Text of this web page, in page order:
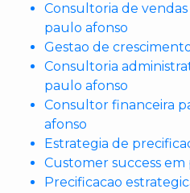
Consultoria de vendas
paulo afonso
Gestao de
Consultoria
paulo afonso
Consultor financeira
afonso
Estrategia de
Customer success em
Precificacao